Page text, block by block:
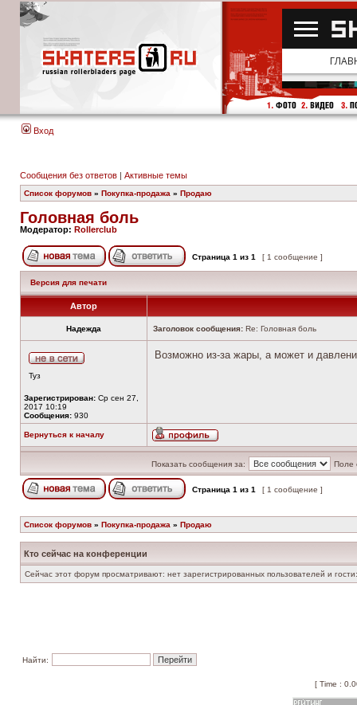
Вход
Сообщения без ответов | Активные темы
Список форумов » Покупка-продажа » Продаю
Головная боль
Модератор: Rollerclub
Страница 1 из 1 [ 1 сообщение ]
Версия для печати
Автор
Надежда Заголовок сообщения: Re: Головная боль
Туз
Зарегистрирован: Ср сен 27,
2017 10:19
Сообщения: 930
Возможно из-за жары, а может и
Вернуться к началу
Показать сообщения за: Поле
Страница 1 из 1 [ 1 сообщение ]
Список форумов » Покупка-продажа » Продаю
Кто сейчас на конференции
Сейчас этот форум просматривают: нет зарегистрированных пользователей и
Найти:
[ Time :